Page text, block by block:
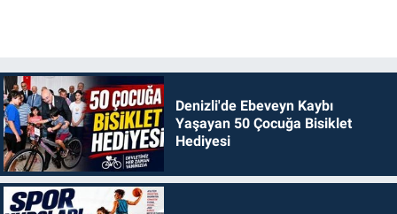
Denizli'de Ebeveyn Kaybı
Yaşayan 50 Çocuğa Bisiklet
Hediyesi